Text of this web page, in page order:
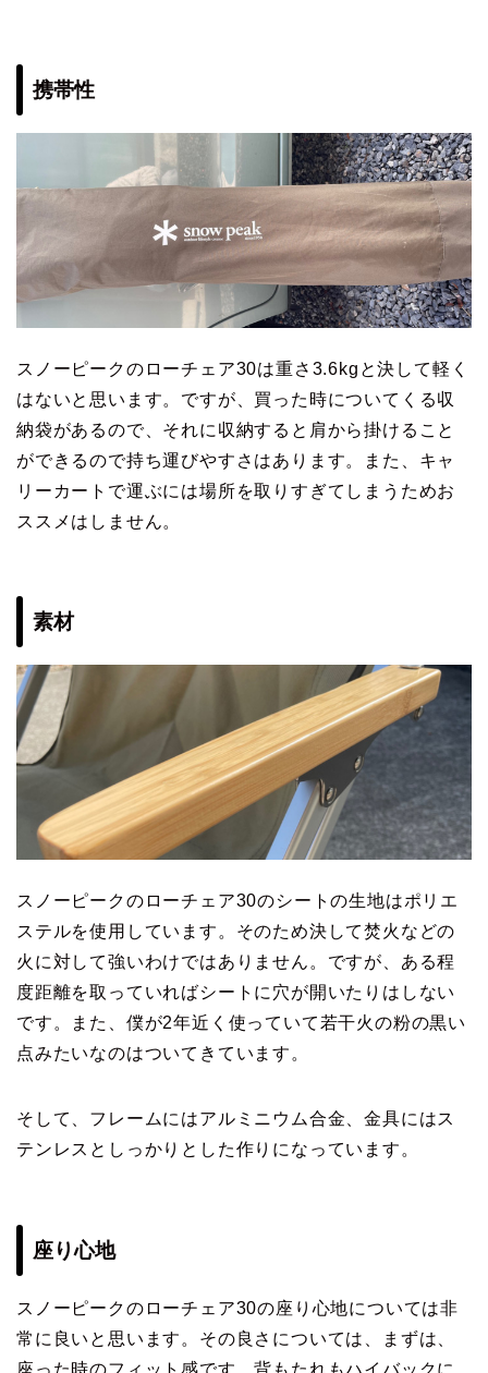
携帯性
スノーピークのローチェア30は重さ3.6kgと決して軽く
はないと思います。ですが、買った時についてくる収
納袋があるので、それに収納すると肩から掛けること
ができるので持ち運びやすさはあります。また、キャ
リーカートで運ぶには場所を取りすぎてしまうためお
ススメはしません。
素材
スノーピークのローチェア30のシートの生地はポリエ
ステルを使用しています。そのため決して焚火などの
火に対して強いわけではありません。ですが、ある程
度距離を取っていればシートに穴が開いたりはしない
です。また、僕が2年近く使っていて若干火の粉の黒い
点みたいなのはついてきています。
そして、フレームにはアルミニウム合金、金具にはス
テンレスとしっかりとした作りになっています。
座り心地
スノーピークのローチェア30の座り心地については非
常に良いと思います。その良さについては、まずは、
座った時のフィット感です。背もたれもハイバックに